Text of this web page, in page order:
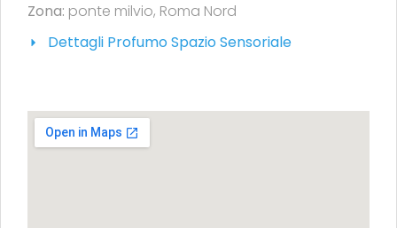
Zona: ponte milvio, Roma Nord
Dettagli Profumo Spazio Sensoriale